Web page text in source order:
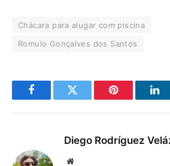
Chácara para alugar com piscina
Romulo Gonçalves dos Santos
FacebookTwitter Pinterest
Diego Rodríguez
Website